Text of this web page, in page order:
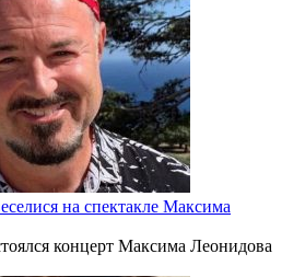
на спектакле Максима
концерт Максима Леонидова